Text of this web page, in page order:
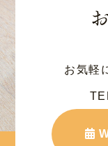
お気軽